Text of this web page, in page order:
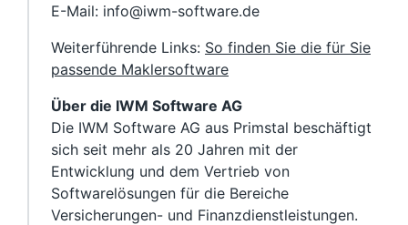
E-Mail: info@iwm-software.de
Weiterführende Links: So finden Sie die für Sie
passende Maklersoftware
Über die IWM Software AG
Die IWM Software AG aus Primstal beschäftigt
sich seit mehr als 20 Jahren mit der
Entwicklung und dem Vertrieb von
Softwarelösungen für die Bereiche
Versicherungen- und Finanzdienstleistungen.